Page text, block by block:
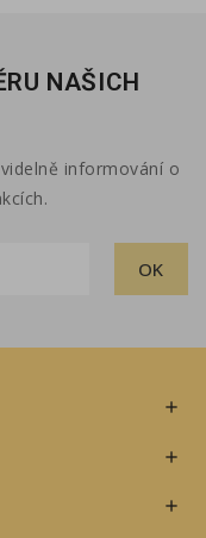
NAŠICH
informování o


